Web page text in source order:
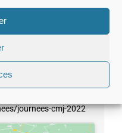
journees-cmj-2022